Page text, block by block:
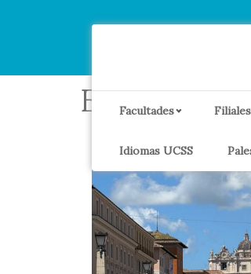
Facultades Filiales
Idiomas UCSS
Etiqueta: